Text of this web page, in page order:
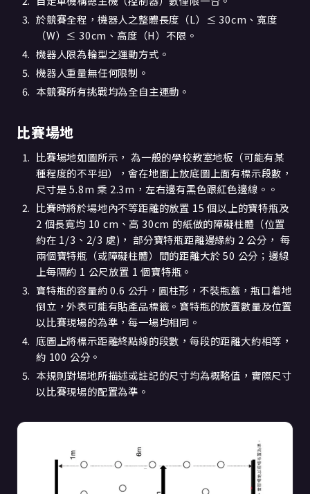
於競賽全程，機器人之整體長度（L）≤ 30cm、寬度
（W）≤ 30cm、高度（H）不限。
機器人限為輪型之運動方式。
機器人重量無任何限制。
本競賽所有挑戰均為全自主運動。
比賽場地
比賽場地如圖所示， 為一般的學校教室地板（可能有某
種程度的不平坦），會在地面上放底圖上面有標示段數，
尺寸是 5.8m 乘 2.3m，左右邊有黑色跟紅色邊線。。
比賽時將於場地內不等距離的放置 15 個以上的寶特瓶及
2 個長寬均 10 cm、高 30cm 的紙做的障礙柱體（位置
約在 1/3、2/3 處)， 部分寶特瓶距離邊緣約 2 公分， 每
兩個寶特瓶（或障礙柱體）間的距離大於 50 公分；邊線
上每隔約 1 公尺放置 1 個寶特瓶。
寶特瓶的容量約 0.6 公升，圓柱形，不裝瓶蓋，瓶口着地
倒立，外表可能有貼產品標籤。寶特瓶的放置數量及位置
以比賽現場的為準，每一場均相同。
底圖上將標示距離終點線的段數，每段的距離大約相等，
約 100 公分。
本規則對場地所描述或註記的尺寸均為概略值，實際尺寸
以比賽現場的配置為準。